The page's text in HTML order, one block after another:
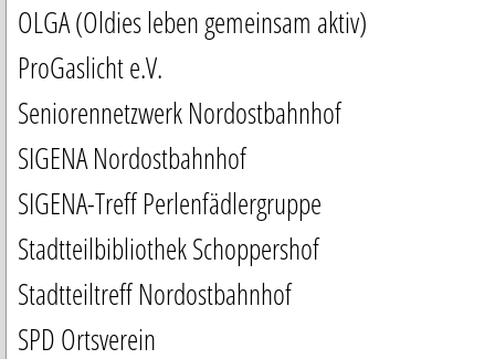
OLGA (Oldies leben gemeinsam aktiv)
ProGaslicht e.V.
Seniorennetzwerk Nordostbahnhof
SIGENA Nordostbahnhof
SIGENA-Treff Perlenfädlergruppe
Stadtteilbibliothek Schoppershof
Stadtteiltreff Nordostbahnhof
SPD Ortsverein